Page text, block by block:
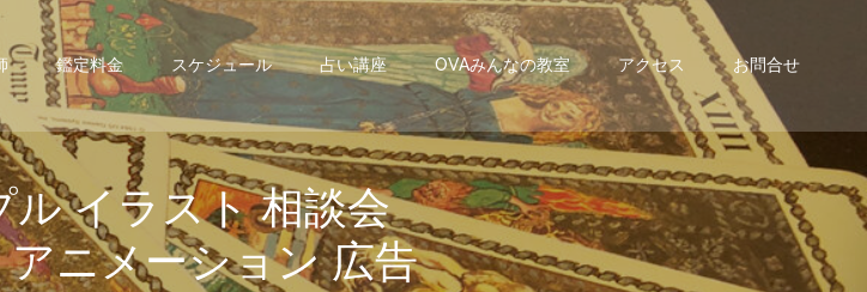
鑑定料金 スケジュール 占い講座 OVAみんなの教室 アクセス お問合せ
ル イラスト 相談会
ニメーション 広告